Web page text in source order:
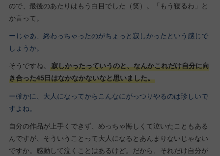
ので、最後のあたりはもう白目でした（笑）。「もう寝るわ」と
か言って。
ーじゃあ、終わっちゃったのがちょっと寂しかったという感じで
しょうか。
そうですね。
寂しかったっていうのと、なんかこれだけ自分に向
き合った45日はなかなかないなと思いました。
ー確かに、大人になってからこんなにがっつりやるのは珍しいで
すよね。
自分の作品が上手くできず、めっちゃ悔しくて泣いたこともある
んですが、そういうことって大人になるとあんまりないじゃない
ですか。感動して泣くことはあるけど。だから、それだけ自分が